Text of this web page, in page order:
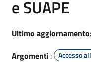
e SUAPE
Ultimo aggiornamento
Argomenti : Accesso